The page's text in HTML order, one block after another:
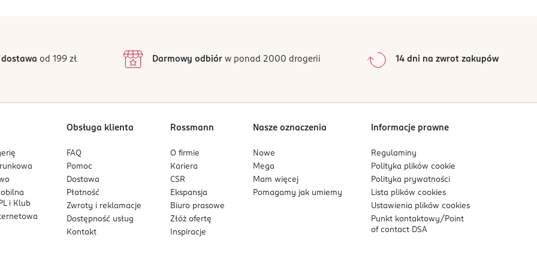
leży.
osoby dorosłej.
2
1
0%
Sortowanie wgdata: od najnowszej
dostawa od 199 zł Darmowy odbiórw ponad 2000 drogerii 14 dni na zwrot zakupów
i Klub
Obsługa klienta
FAQ
Pomoc
Dostawa
Płatność
Zwroty i reklamacje
Dostępność usług
Kontakt
Rossmann
O firmie
Kariera
CSR
Ekspansja
Biuro prasowe
Złóż ofertę
Inspiracje
Nasze oznaczenia
Nowe
Mega
Mam więcej
Pomagamy jak umiemy
Informacje prawne
Regulaminy
Polityka plikówcookie
Polityka prywatności
Lista plikówcookies
Ustawienia plikówcookies
Punkt kontaktowy/ Point
of contact DSA